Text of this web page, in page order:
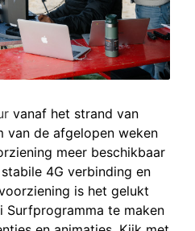
vanaf het strand van
van de afgelopen weken
meer beschikbaar
4G verbinding en
is het gelukt
Surfprogramma te maken